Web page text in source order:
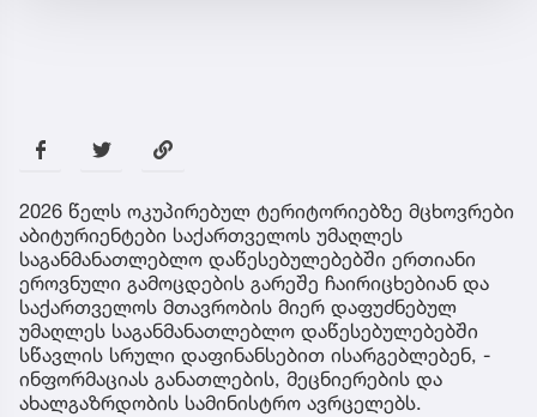
2026 წელს ოკუპირებულ ტერიტორიებზე მცხოვრები
აბიტურიენტები საქართველოს უმაღლეს
საგანმანათლებლო დაწესებულებებში ერთიანი
ეროვნული გამოცდების გარეშე ჩაირიცხებიან და
საქართველოს მთავრობის მიერ დაფუძნებულ
უმაღლეს საგანმანათლებლო დაწესებულებებში
სწავლის სრული დაფინანსებით ისარგებლებენ, -
ინფორმაციას განათლების, მეცნიერების და
ახალგაზრდობის სამინისტრო ავრცელებს.